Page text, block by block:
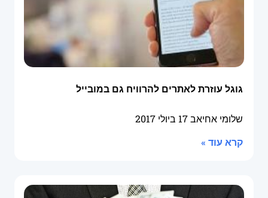
גוגל עוזרת לאתרים להרוויח גם במובייל
שלומי אחיאב17 ביולי 2017
קרא עוד »